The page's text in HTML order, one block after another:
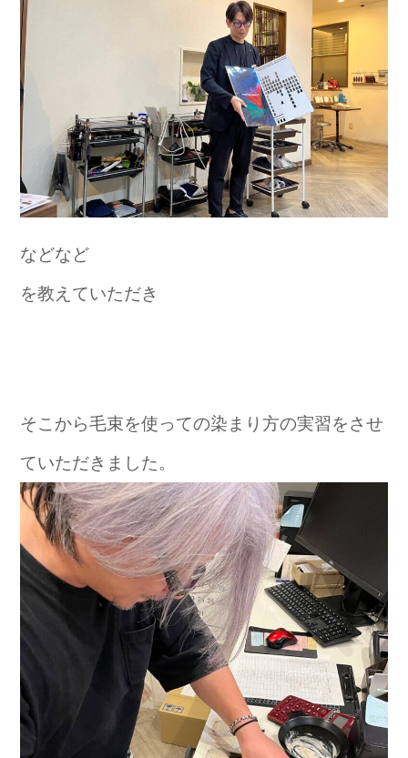
などなど
を教えていただき
そこから毛束を使っての染まり方の実習をさせ
ていただきました。